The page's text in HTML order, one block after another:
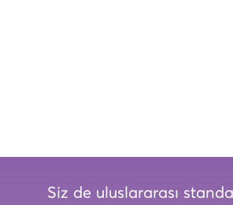
Siz de uluslararası